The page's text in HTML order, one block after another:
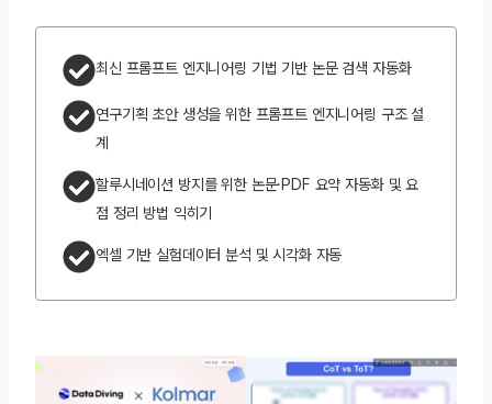
최신 프롬프트 엔지니어링 기법 기반 논문 검색 자동화
연구기획 초안 생성을 위한 프롬프트 엔지니어링 구조 설
계
할루시네이션 방지를 위한 논문·PDF 요약 자동화 및 요
점 정리 방법 익히기
엑셀 기반 실험데이터 분석 및 시각화 자동